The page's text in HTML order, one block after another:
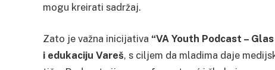
mogu kreirati sadržaj.
Zato je važna inicijativa “VA Youth Podcast –
i edukaciju Vareš, s ciljem da mladima daje